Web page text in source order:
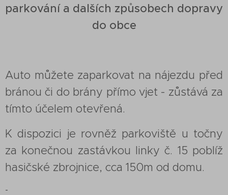
parkování a dalších způsobech dopravy
do obce
Auto můžete zaparkovat na nájezdu před
bránou či do brány přímo vjet - zůstává za
tímto účelem otevřená.
K dispozici je rovněž parkoviště u točny
za konečnou zastávkou linky č. 15 poblíž
hasičské zbrojnice, cca 150m od domu.
-